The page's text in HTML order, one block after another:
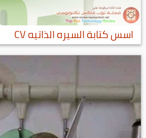
اسس كتابة السيره الذاتيه CV